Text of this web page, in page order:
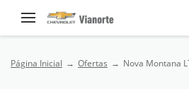
Página Inicial Ofertas Nova Montana